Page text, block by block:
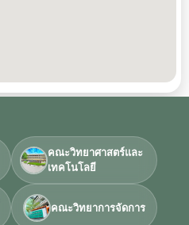
คณะวิทยาศาสตร์และ
เทคโนโลยี
คณะวิทยาการจัดการ